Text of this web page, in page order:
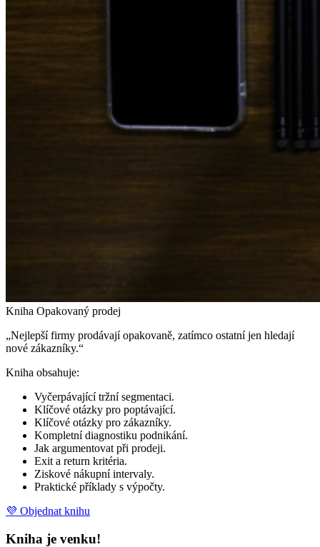
Kniha Opakovaný prodej
„Nejlepší firmy prodávají opakovaně, zatímco ostatní jen hledají
nové zákazníky.“
Kniha obsahuje:
Vyčerpávající tržní segmentaci.
Klíčové otázky pro poptávající.
Klíčové otázky pro zákazníky.
Kompletní diagnostiku podnikání.
Jak argumentovat při prodeji.
Exit a return kritéria.
Ziskové nákupní intervaly.
Praktické příklady s výpočty.
💜 Objednat knihu
Kniha je venku!